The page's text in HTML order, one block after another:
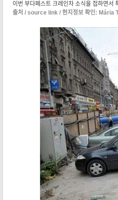
이번 부다페스트 크레인차 소식을 접하면서
출처 / source link / 현지정보 확인: Mária